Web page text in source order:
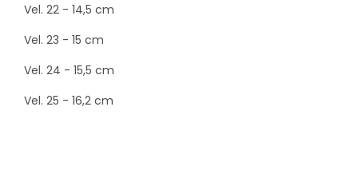
Vel. 22 - 14,5 cm
Vel. 23 - 15 cm
Vel. 24 - 15,5 cm
Vel. 25 - 16,2 cm